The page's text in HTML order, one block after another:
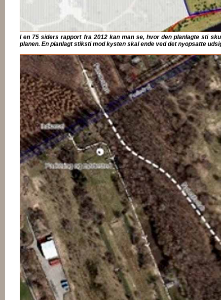
I en 75 siders rapport fra 2012 kan man se, hvor den planlagte sti
planen. En planlagt stiksti mod kysten skal ende ved det nyopsatte